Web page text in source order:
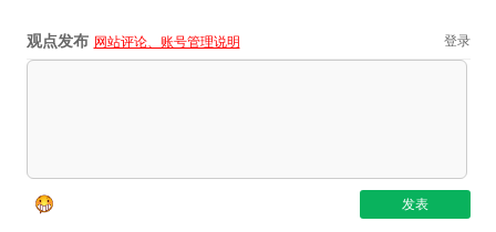
观点发布 网站评论、账号管理说明 登录